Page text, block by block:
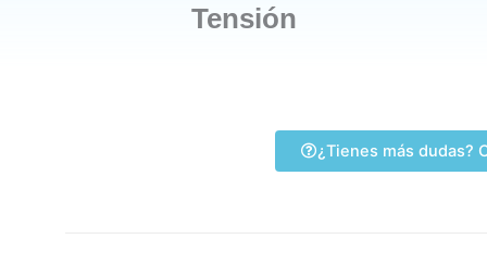
Tensión
¿Tienes más dudas?